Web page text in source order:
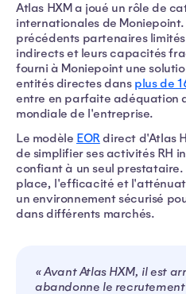
Atlas HXM a joué un rôle de
internationales de
précédents partenaires
indirects et leurs capacités
fourni à Moniepoint une
entités directes dans plus de
entre en parfaite adéquation
mondiale de l'entreprise.
Le modèle EORdirect d'Atlas
de simplifier ses activités RH
confiant à un seul
place, l'efficacité et
un environnement sécurisé
dans différents marchés.
« Avant Atlas HXM, il est
abandonne le recrutement